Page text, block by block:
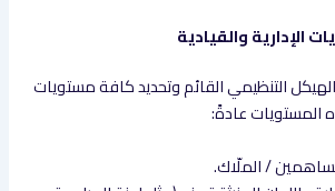
الإدارية والقيادية
الهيكل التنظيمي القائم وتحديد كافة مستويات
المستويات عادةً:
/ الملّاك.